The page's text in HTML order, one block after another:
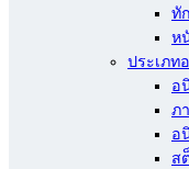
ทั
ห
ประเภท
อ
ภ
อ
ส